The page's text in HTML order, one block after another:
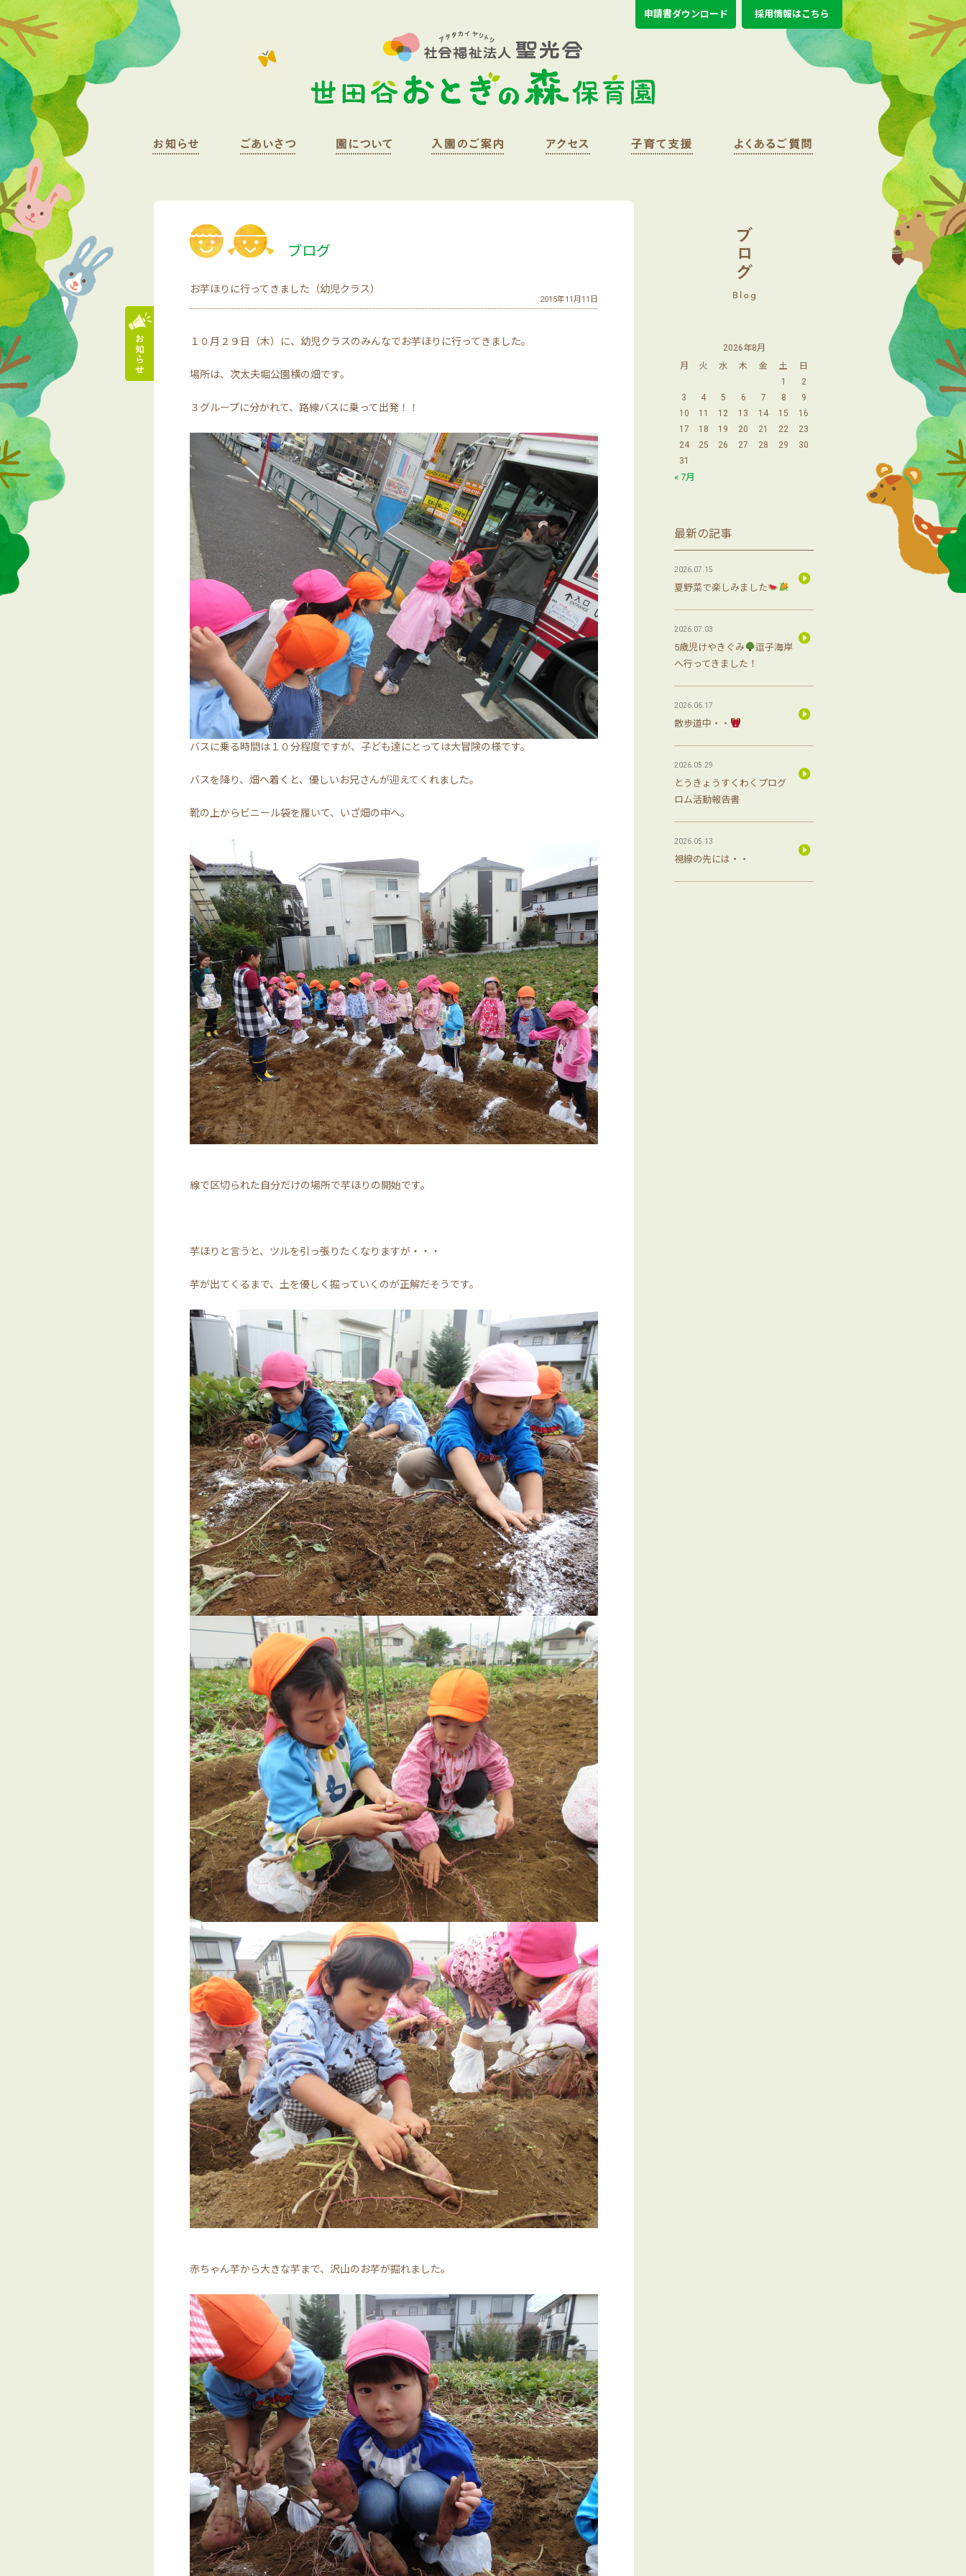
採用情報はこちら
申請書ダウンロード
ブログ
お芋ほりに行ってきました（幼児クラス）
2015年11月11日
１０月２９日（木）に、幼児クラスのみんなでお芋ほりに行ってきました。
場所は、次太夫堀公園横の畑です。
３グループに分かれて、路線バスに乗って出発！！
バスに乗る時間は１０分程度ですが、子ども達にとっては大冒険の様です。
バスを降り、畑へ着くと、優しいお兄さんが迎えてくれました。
靴の上からビニール袋を履いて、いざ畑の中へ。
線で区切られた自分だけの場所で芋ほりの開始です。
芋ほりと言うと、ツルを引っ張りたくなりますが・・・
芋が出てくるまで、土を優しく掘っていくのが正解だそうです。
赤ちゃん芋から大きな芋まで、沢山のお芋が掘れました。
2026年8月
月
火 水 木 金 土 日
« 7月
1
2
3
4 5 6 7 8
9
10
11 12 13 14 15
16
17
18 19 20 21 22
23
24
25 26 27 28 29
30
31
最新の記事
夏野菜で楽しみました
2026.07.15
5歳児けやきぐみ
逗子海岸
へ行ってきました！
2026.07.03
散歩道中・・
2026.06.17
とうきょうすくわくプログ
ロム活動報告書
2026.05.29
視線の先には・・
2026.05.13